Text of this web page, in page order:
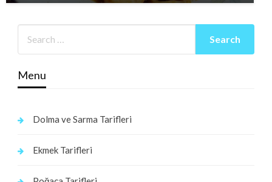
Menu
Dolma ve Sarma Tarifleri
Ekmek Tarifleri